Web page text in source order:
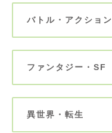
バトル・アクション
ファンタジー・SF
異世界・転生